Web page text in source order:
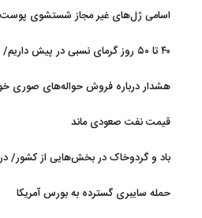
اسامی ژل‌های غیر مجاز شستشوی
۴۰ تا ۵۰ روز گرمای نسبی در پیش داریم/ دمای تهران به ۳۸ درجه می‌رسد
هشدار درباره فروش حواله‌های صوری
قیمت نفت صعودی ماند
باد و گردوخاک در بخش‌هایی از کشور/
حمله سایبری گسترده به بورس آمریکا